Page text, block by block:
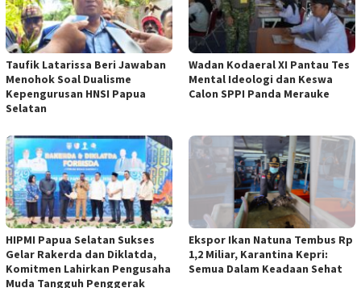
Taufik Latarissa Beri Jawaban
Menohok Soal Dualisme
Kepengurusan HNSI Papua
Selatan
Wadan Kodaeral XI Pantau Tes
Mental Ideologi dan Keswa
Calon SPPI Panda Merauke
HIPMI Papua Selatan Sukses
Gelar Rakerda dan Diklatda,
Komitmen Lahirkan Pengusaha
Muda Tangguh Penggerak
Ekspor Ikan Natuna Tembus Rp
1,2 Miliar, Karantina Kepri:
Semua Dalam Keadaan Sehat